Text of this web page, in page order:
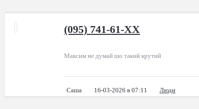
(095) 741-61-XX
Максим не думай шо такий крутий
Саша 16-03-2026 в 07:11 Люди